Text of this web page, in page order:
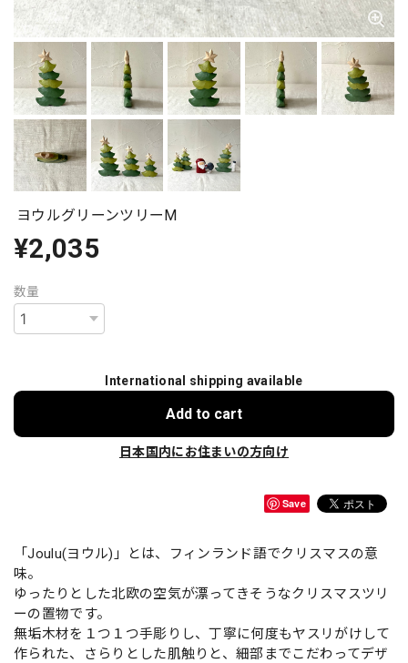
ヨウルグリーンツリーM
¥2,035
数量
International shipping available
Add to cart
日本国内にお住まいの方向け
Save
「Joulu(ヨウル)」とは、フィンランド語でクリスマスの意
味。
ゆったりとした北欧の空気が漂ってきそうなクリスマスツリ
ーの置物です。
無垢木材を１つ１つ手彫りし、丁寧に何度もヤスリがけして
作られた、さらりとした肌触りと、細部までこだわってデザ